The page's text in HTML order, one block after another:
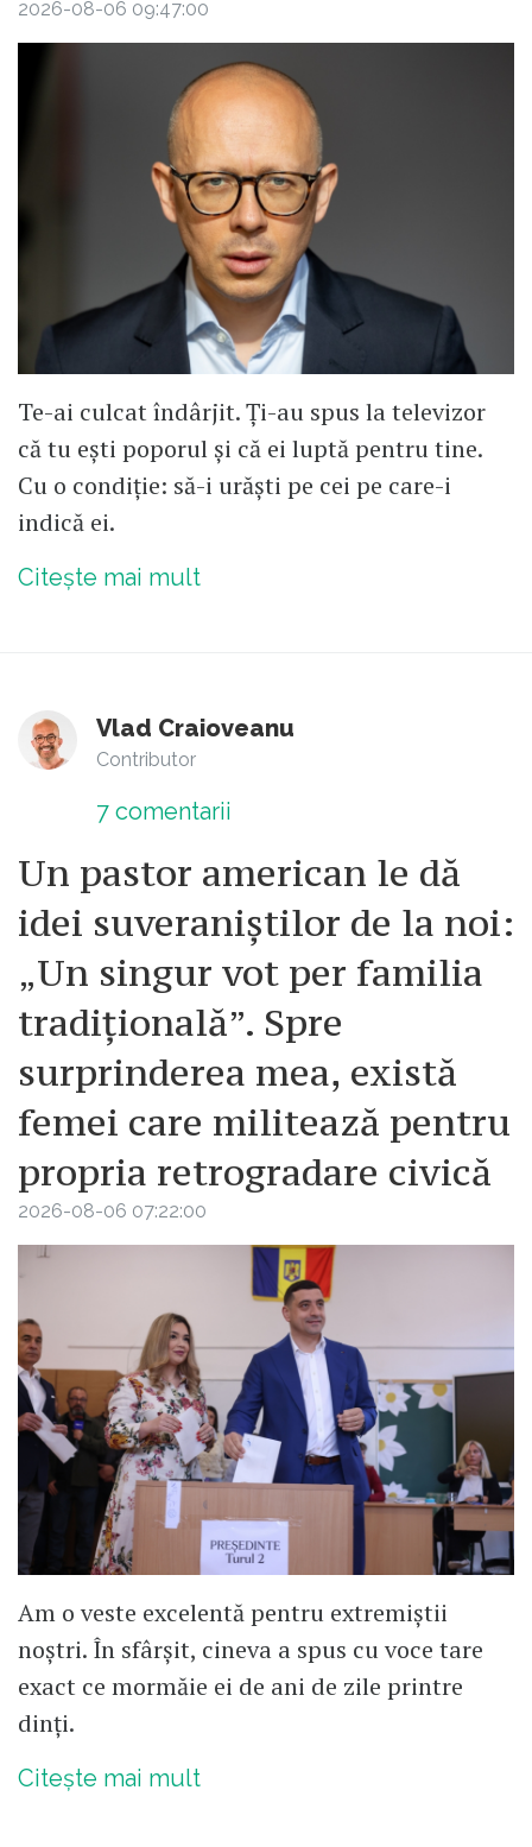
2026-08-06 09:47:00
Te-ai culcat îndârjit. Ți-au spus la televizor
că tu ești poporul și că ei luptă pentru tine.
Cu o condiție: să-i urăști pe cei pe care-i
indică ei.
Citește mai mult
Vlad Craioveanu
Contributor
7 comentarii
Un pastor american le dă
idei suveraniștilor de la noi:
„Un singur vot per familia
tradițională”. Spre
surprinderea mea, există
femei care militează pentru
propria retrogradare civică
2026-08-06 07:22:00
Am o veste excelentă pentru extremiștii
noștri. În sfârșit, cineva a spus cu voce tare
exact ce mormăie ei de ani de zile printre
dinți.
Citește mai mult